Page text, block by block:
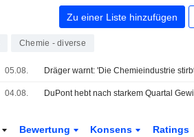
Zu einer Liste hinzufügen
Chemie - diverse
05.08.
04.08.
Bewertung Konsens Ratings